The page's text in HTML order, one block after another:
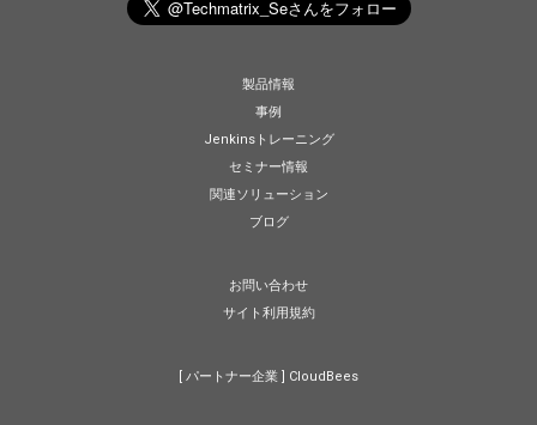
製品情報
事例
Jenkinsトレーニング
セミナー情報
関連ソリューション
ブログ
お問い合わせ
サイト利用規約
[ パートナー企業 ] CloudBees